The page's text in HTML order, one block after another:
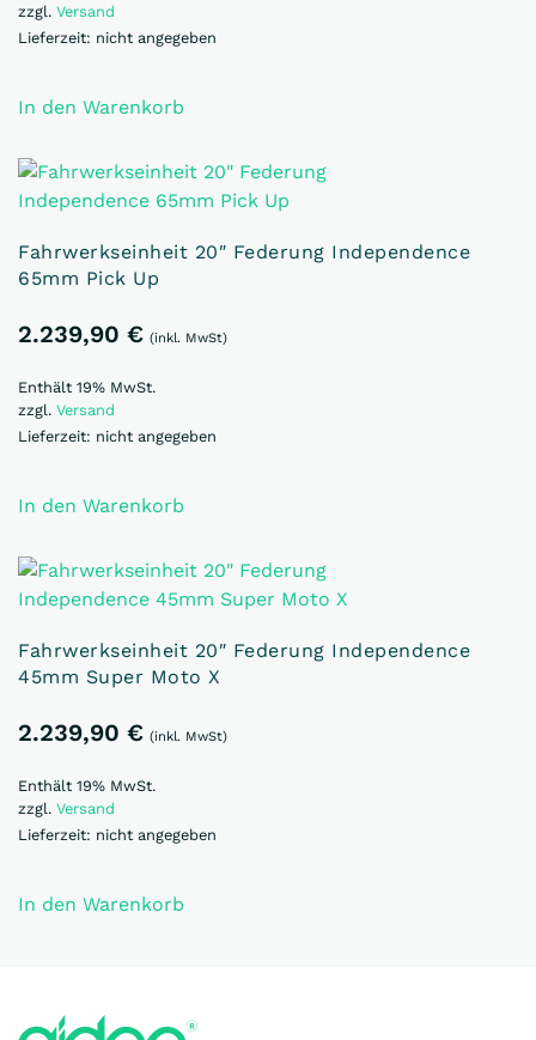
zzgl. Versand
Lieferzeit: nicht angegeben
In den Warenkorb
Fahrwerkseinheit 20″ Federung Independence
65mm Pick Up
2.239,90 € (inkl. MwSt)
Enthält 19% MwSt.
zzgl. Versand
Lieferzeit: nicht angegeben
In den Warenkorb
Fahrwerkseinheit 20″ Federung Independence
45mm Super Moto X
2.239,90 € (inkl. MwSt)
Enthält 19% MwSt.
zzgl. Versand
Lieferzeit: nicht angegeben
In den Warenkorb